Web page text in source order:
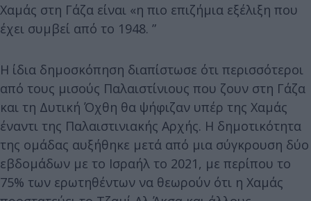
Χαμάς στη Γάζα είναι «η πιο επιζήμια εξέλιξη που
έχει συμβεί από το 1948. ”
Η ίδια δημοσκόπηση διαπίστωσε ότι περισσότεροι
από τους μισούς Παλαιστίνιους που ζουν στη Γάζα
και τη Δυτική Όχθη θα ψήφιζαν υπέρ της Χαμάς
έναντι της Παλαιστινιακής Αρχής. Η δημοτικότητα
της ομάδας αυξήθηκε μετά από μια σύγκρουση δύο
εβδομάδων με το Ισραήλ το 2021, με περίπου το
75% των ερωτηθέντων να θεωρούν ότι η Χαμάς